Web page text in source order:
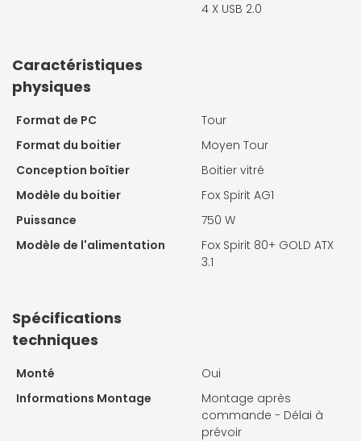
4 X USB 2.0
Caractéristiques
physiques
Format de PC
Tour
Format du boitier
Moyen Tour
Conception boîtier
Boitier vitré
Modèle du boitier
Fox Spirit AG1
Puissance
750 W
Modèle de l'alimentation
Fox Spirit 80+ GOLD ATX
3.1
Spécifications
techniques
Monté
Oui
Informations Montage
Montage après
commande - Délai à
prévoir